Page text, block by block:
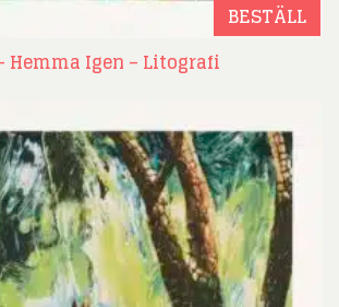
BESTÄLL
Hemma Igen – Litografi